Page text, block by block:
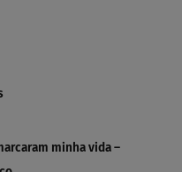
minha vida –